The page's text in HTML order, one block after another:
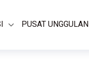
PUSAT UNGGULAN